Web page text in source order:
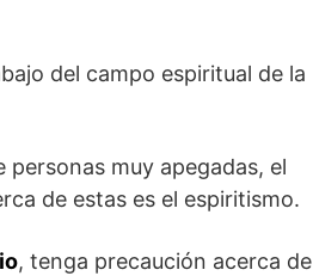
del campo espiritual de la
muy apegadas, el
de estas es el espiritismo.
, tenga precaución acerca de